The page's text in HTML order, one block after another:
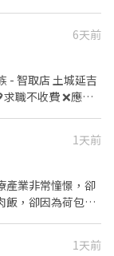
整教育訓練及店
班 07:00／08:30
天班 08:30－
天 📍假日需可配合
～259 （含區域
✅ 學生／二度
迎私訊了解工作
延吉 - 智取店
新北市土城區明德
67巷20號1樓 土
智取店 新北市土城
路一段91號1樓 土
當日業務報表。6天前
- 智取店 土城延吉
收銀結帳等服務 ③
智取店
②維持門市作業區
跑點需求(單日跑
有2天配合16:15
1天前
產業非常憧憬，卻
飯，卻因為荷包縮
界的時薪 ●促進成
1天前